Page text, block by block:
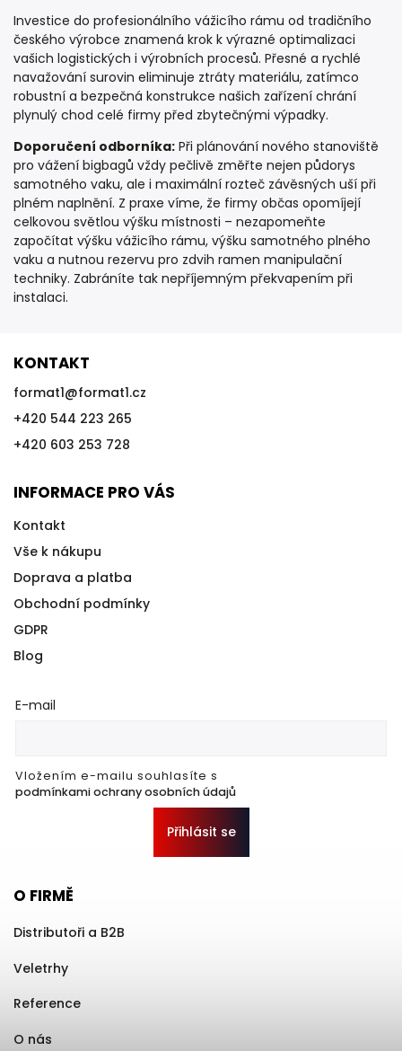
Investice do profesionálního vážicího rámu od tradičního
českého výrobce znamená krok k výrazné optimalizaci
vašich logistických i výrobních procesů. Přesné a rychlé
navažování surovin eliminuje ztráty materiálu, zatímco
robustní a bezpečná konstrukce našich zařízení chrání
plynulý chod celé firmy před zbytečnými výpadky.
Doporučení odborníka: Při plánování nového stanoviště
pro vážení bigbagů vždy pečlivě změřte nejen půdorys
samotného vaku, ale i maximální rozteč závěsných uší při
plném naplnění. Z praxe víme, že firmy občas opomíjejí
celkovou světlou výšku místnosti – nezapomeňte
započítat výšku vážicího rámu, výšku samotného plného
vaku a nutnou rezervu pro zdvih ramen manipulační
techniky. Zabráníte tak nepříjemným překvapením při
instalaci.
KONTAKT
format1@format1.cz
+420 544 223 265
+420 603 253 728
INFORMACE PRO VÁS
Kontakt
Vše k nákupu
Doprava a platba
Obchodní podmínky
GDPR
Blog
E-mail
Vložením e-mailu souhlasíte s
podmínkami ochrany osobních údajů
Přihlásit se
O FIRMĚ
Distributoři a B2B
Veletrhy
Reference
O nás